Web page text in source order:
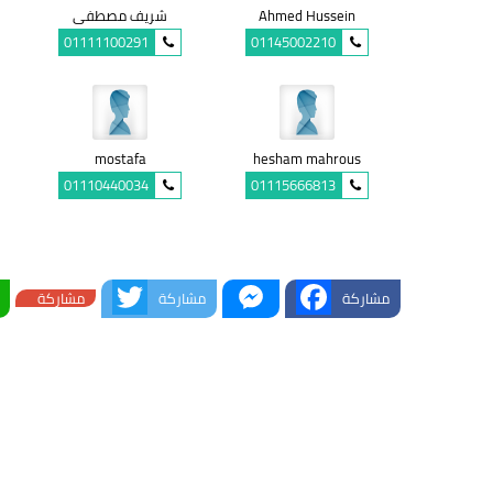
Ahmed Hussein
01145002210
شريف مصطفى
01111100291
hesham mahrous
01115666813
mostafa
01110440034
مشاركة Facebook
Messenger
مشاركة Twitterمشاركة